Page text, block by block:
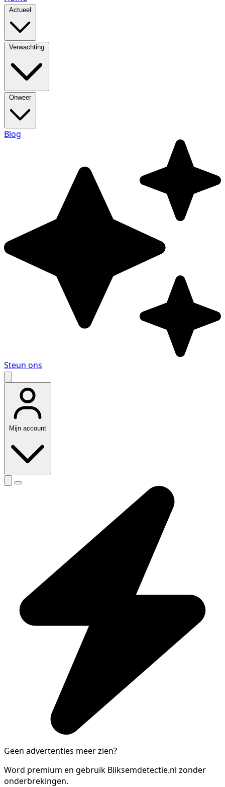
Actueel
Verwachting
Onweer
Blog
Steun ons
Mijn account
Geen advertenties meer zien?
Word premium en gebruik Bliksemdetectie.nl zonder
onderbrekingen.